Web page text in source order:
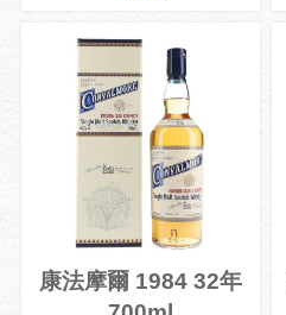
康法摩爾 1984 32年